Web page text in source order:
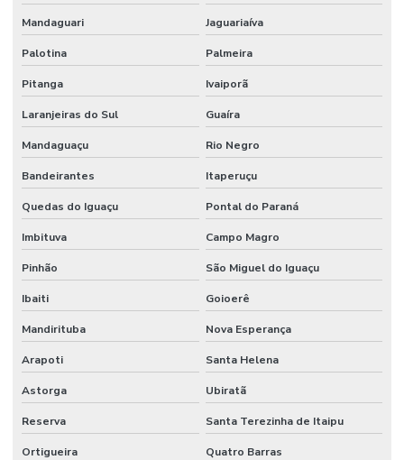
Perícia de engenharia e avaliações
Perícia de engenharia civil
Perícia judicial de engenharia
Perícia predial
Perito avaliador de imóveis
Renovatória de aluguel
Renovatória de aluguel comercial
Renovatória de locação
Renovatória de locação comercial
Vistoria predial
Mandaguari Jaguariaíva
Palotina Palmeira
Pitanga Ivaiporã
Laranjeiras do Sul Guaíra
Mandaguaçu Rio Negro
Bandeirantes Itaperuçu
Quedas do Iguaçu Pontal do Paraná
Imbituva Campo Magro
Pinhão São Miguel do Iguaçu
Ibaiti Goioerê
Mandirituba Nova Esperança
Arapoti Santa Helena
Astorga Ubiratã
Reserva Santa Terezinha de Itaipu
Ortigueira Quatro Barras